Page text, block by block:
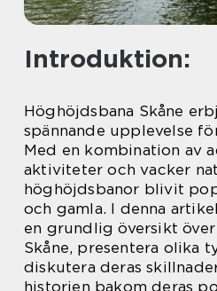
Introduktion:
Höghöjdsbana Skåne
spännande upplevelse
Med en kombination av
aktiviteter och vacker
höghöjdsbanor blivit
och gamla. I denna
en grundlig översikt
Skåne, presentera olika
diskutera deras
historien bakom deras